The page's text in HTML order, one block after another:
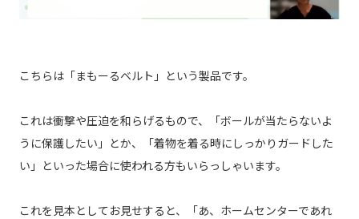
こちらは「まもーるベルト」という製品です。
これは衝撃や圧迫を和らげるもので、「ボールが当たらないよ
うに保護したい」とか、「着物を着る時にしっかりガードした
い」といった場合に使われる方もいらっしゃいます。
これを見本としてお見せすると、「あ、ホームセンターであれ